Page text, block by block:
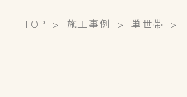
TOP 施工事例 単世帯